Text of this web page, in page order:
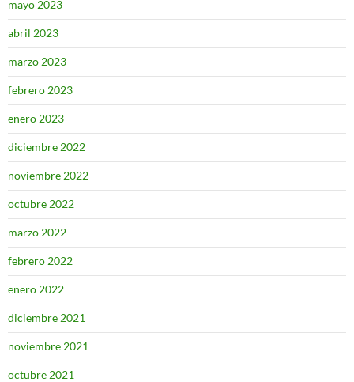
mayo 2023
abril 2023
marzo 2023
febrero 2023
enero 2023
diciembre 2022
noviembre 2022
octubre 2022
marzo 2022
febrero 2022
enero 2022
diciembre 2021
noviembre 2021
octubre 2021